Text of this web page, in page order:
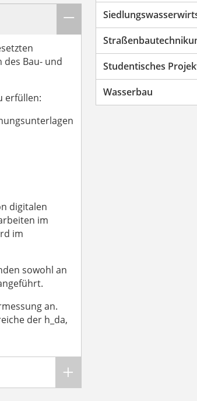
des Bau- und
erfüllen:
digitalen
im
im
sowohl an
an.
der h_da,
Studentisches
Wasserbau